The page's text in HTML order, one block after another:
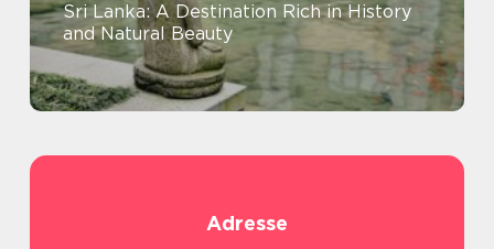
Sri Lanka: A Destination Rich in History
and Natural Beauty
Adresse